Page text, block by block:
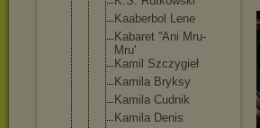
Kaaberbol Lene
Kabaret ''Ani Mru-
Mru'
Kamil Szczygieł
Kamila Bryksy
Kamila Cudnik
Kamila Denis